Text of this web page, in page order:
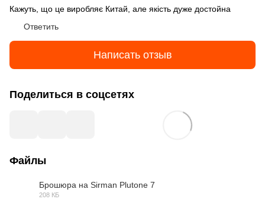
Кажуть, що це виробляє Китай, але якість дуже достойна
Ответить
Написать отзыв
Поделиться в соцсетях
Файлы
Брошюра на Sirman Plutone 7
208 КБ